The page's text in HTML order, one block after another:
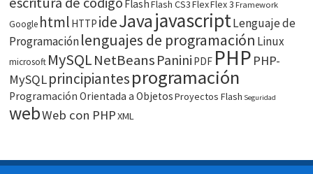
FlashFlash CS3FlexFlex 3 Framework
Google html HTTP ideJavajavascriptLenguaje de
Programaciónlenguajes de programación Linux
microsoft MySQLNetBeans Panini PDF PHP PHP-
MySQLprincipiantesprogramación
Programación Orientada a ObjetosProyectos Flash Seguridad
webWeb con PHPXML